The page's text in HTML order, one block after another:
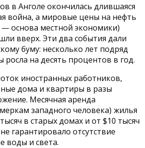
в Анголе окончилась длившаяся
война, а мировые цены на нефть
— основа местной экономики)
вверх. Эти два события дали
буму: несколько лет подряд
росла на десять процентов в год.
иностранных работников,
дома и квартиры в разы
Месячная аренда
западного человека) жилья
в старых домах и от $10 тысяч
гарантировало отсутствие
воды и света.